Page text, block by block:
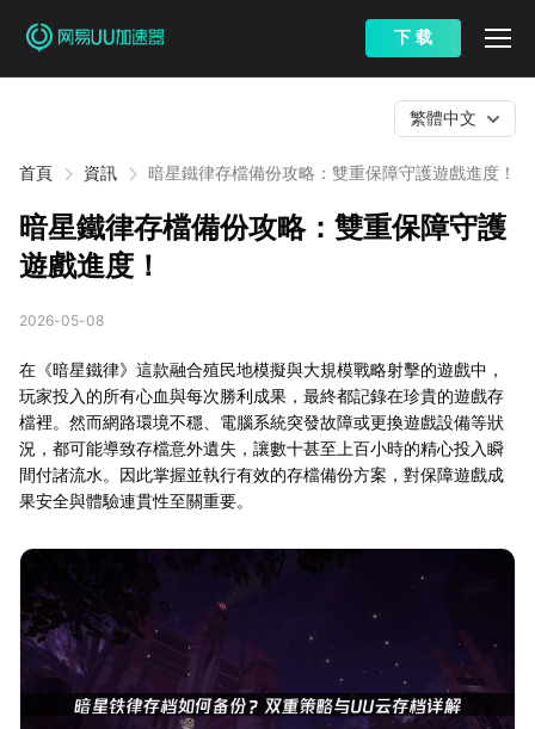
下 载
首頁 資訊 暗星鐵律存檔備份攻略：雙重保障守護遊戲進度！
繁體中文
暗星鐵律存檔備份攻略：雙重保障守護
遊戲進度！
2026-05-08
在《暗星鐵律》這款融合殖民地模擬與大規模戰略射擊的遊戲中，
玩家投入的所有心血與每次勝利成果，最終都記錄在珍貴的遊戲存
檔裡。然而網路環境不穩、電腦系統突發故障或更換遊戲設備等狀
況，都可能導致存檔意外遺失，讓數十甚至上百小時的精心投入瞬
間付諸流水。因此掌握並執行有效的存檔備份方案，對保障遊戲成
果安全與體驗連貫性至關重要。